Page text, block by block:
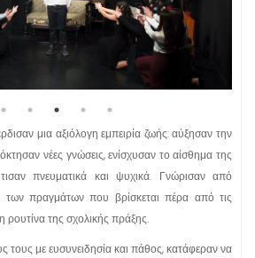
μια αξιόλογη εμπειρία ζωής: αύξησαν την
νέες γνώσεις, ενίσχυσαν το αίσθημα της
πνευματικά και ψυχικά. Γνώρισαν από
πραγμάτων που βρίσκεται πέρα από τις
ρουτίνα της σχολικής πράξης.
τους με ευσυνειδησία και πάθος, κατάφεραν να